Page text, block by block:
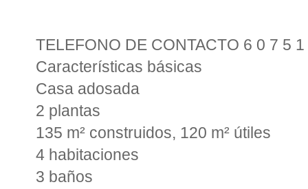
TELEFONO DE CONTACTO 6 0 7 5
Características básicas
Casa adosada
2 plantas
135 m² construidos, 120 m² útiles
4 habitaciones
3 baños